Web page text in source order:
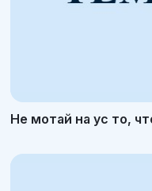
Не мотай на ус то,